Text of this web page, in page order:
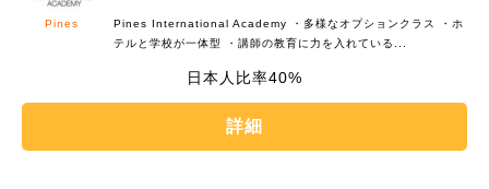
Pines
Pines International Academy ・多様なオプションクラス ・ホ
テルと学校が一体型 ・講師の教育に力を入れている...
40%
詳細